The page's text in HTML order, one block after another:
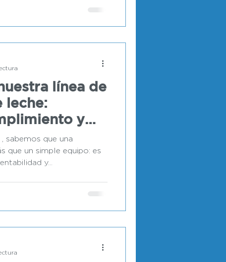
línea de
leche:
y
y...